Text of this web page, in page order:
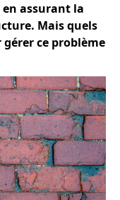
assurant la
Mais quels
ce problème